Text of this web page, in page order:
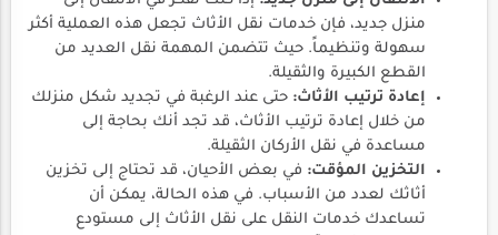
منزل جديد، فإن خدمات نقل الأثاث تجعل هذه العملية أكثر
سهولة وتنظيماً. حيث تتضمن المهمة نقل العديد من
القطع الكبيرة والثقيلة.
إعادة ترتيب الأثاث: حتى عند الرغبة في تجديد شكل منزلك
من خلال إعادة ترتيب الأثاث، قد تجد أنك بحاجة إلى
مساعدة في نقل الأركان الثقيلة.
التخزين المؤقت: في بعض الأحيان، قد تحتاج إلى تخزين
أثاثك لعدد من الأسباب. في هذه الحالة، يمكن أن
تساعدك خدمات النقل على نقل الأثاث إلى مستودع